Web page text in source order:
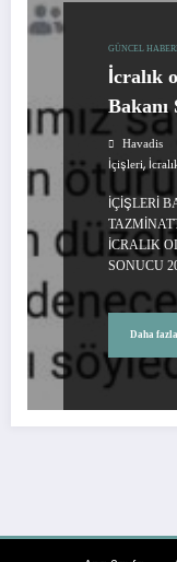
GÜNCEL
İcralık
Bakanı
Havadis
İçişleri,
İÇİŞLERİ
İCRALIK
SONUCU
Daha